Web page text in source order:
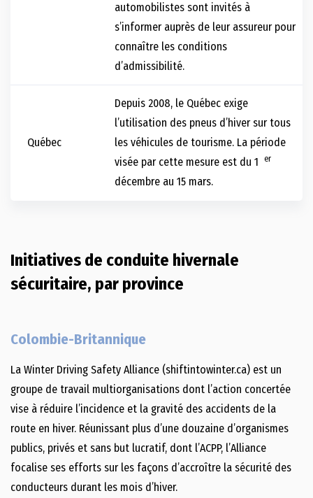
automobilistes sont invités à
s’informer auprès de leur assureur pour
connaître les conditions
d’admissibilité.
Québec
Depuis 2008, le Québec exige
l’utilisation des pneus d’hiver sur tous
les véhicules de tourisme. La période
visée par cette mesure est du 1
er
décembre au 15 mars.
Initiatives de conduite hivernale
sécuritaire, par province
Colombie-Britannique
La Winter Driving Safety Alliance (shiftintowinter.ca) est un
groupe de travail multiorganisations dont l’action concertée
vise à réduire l’incidence et la gravité des accidents de la
route en hiver. Réunissant plus d’une douzaine d’organismes
publics, privés et sans but lucratif, dont l’ACPP, l’Alliance
focalise ses efforts sur les façons d’accroître la sécurité des
conducteurs durant les mois d’hiver.